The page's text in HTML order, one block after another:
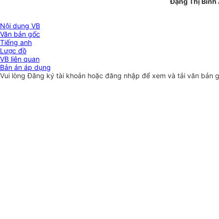
Nội dung VB
Văn bản gốc
Tiếng anh
Lược đồ
VB liên quan
Bản án áp dụng
Vui lòngĐăng ký tài khoản hoặc đăng nhập để xem và tải văn bản